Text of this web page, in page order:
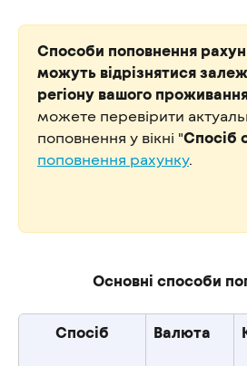
Способи поповнення
можуть відрізнятися
регіону вашого
можете перевірити
поповнення у вікні "Спосіб
поповнення рахунку.
Основні способи
Спосіб Валюта